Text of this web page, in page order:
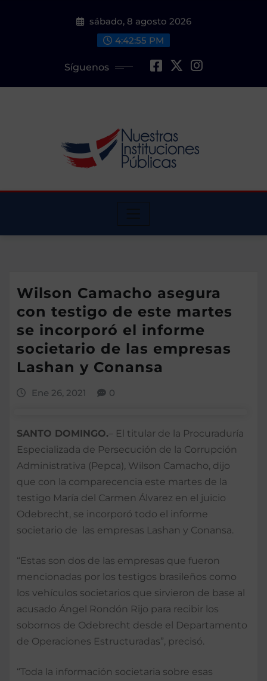
sábado, 8 agosto 2026
4:42:57 PM
Síguenos
Wilson Camacho asegura
con testigo de este martes
se incorporó el informe
societario de las empresas
Lashan y Conansa
Ene 26, 2021 0
SANTO DOMINGO.– El titular de la Procuraduría
Especializada de Persecución de la Corrupción
Administrativa (Pepca), Wilson Camacho, dijo
que con la comparecencia este martes de la
testigo María del Carmen Álvarez en el juicio
Odebrecht, se incorporó todo el informe
societario de las empresas Lashan y Conansa.
“Estas son dos de las empresas que fueron
mencionadas por los testigos brasileños como
los vehículos societarios que sirvieron de base al
acusado Ángel Rondón Rijo para recibir los
sobornos de Odebrecht desde el Departamento
de Operaciones Estructuradas”, precisó.
“Toda la información societaria sobre esas